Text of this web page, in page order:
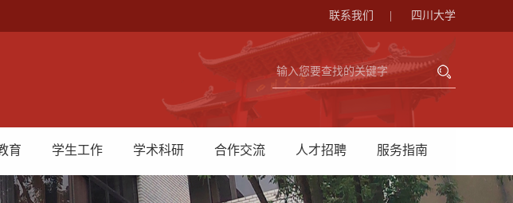
联系我们 四川大学
育 学生工作 学术科研 合作交流 人才招聘 服务指南